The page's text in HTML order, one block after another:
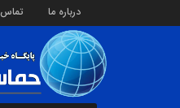
درباره ما تماس